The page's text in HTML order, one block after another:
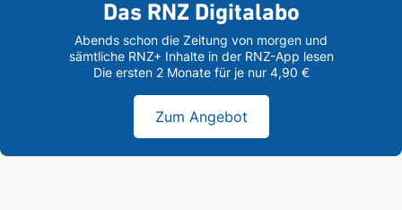
Das RNZ Digitalabo
Abends schon die Zeitung von morgen und
sämtliche RNZ+ Inhalte in der RNZ-App lesen
Die ersten 2 Monate für je nur 4,90 €
Zum Angebot